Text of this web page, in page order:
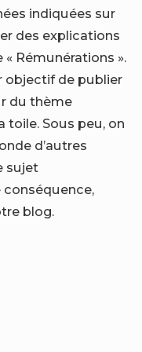
indiquées sur
des explications
Rémunérations ».
objectif de publier
du thème
toile. Sous peu, on
d’autres
sujet
conséquence,
blog.